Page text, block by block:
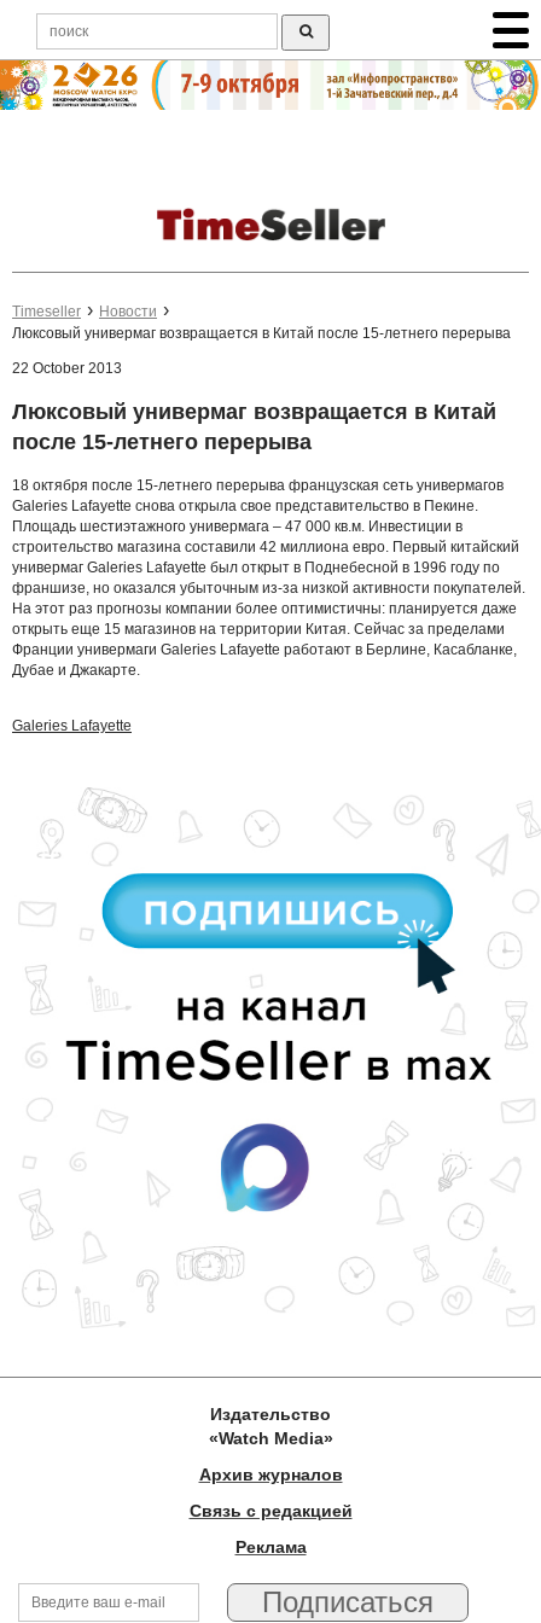
Timeseller
Новости
Люксовый универмаг возвращается в Китай после 15-летнего перерыва
22 October 2013
Люксовый универмаг возвращается в Китай
после 15-летнего перерыва
18 октября после 15-летнего перерыва французская сеть универмагов
Galeries Lafayette снова открыла свое представительство в Пекине.
Площадь шестиэтажного универмага – 47 000 кв.м. Инвестиции в
строительство магазина составили 42 миллиона евро. Первый китайский
универмаг Galeries Lafayette был открыт в Поднебесной в 1996 году по
франшизе, но оказался убыточным из-за низкой активности покупателей.
На этот раз прогнозы компании более оптимистичны: планируется даже
открыть еще 15 магазинов на территории Китая. Сейчас за пределами
Франции универмаги Galeries Lafayette работают в Берлине, Касабланке,
Дубае и Джакарте.
Galeries Lafayette
Издательство
«Watch Media»
Архив журналов
Связь с редакцией
Реклама